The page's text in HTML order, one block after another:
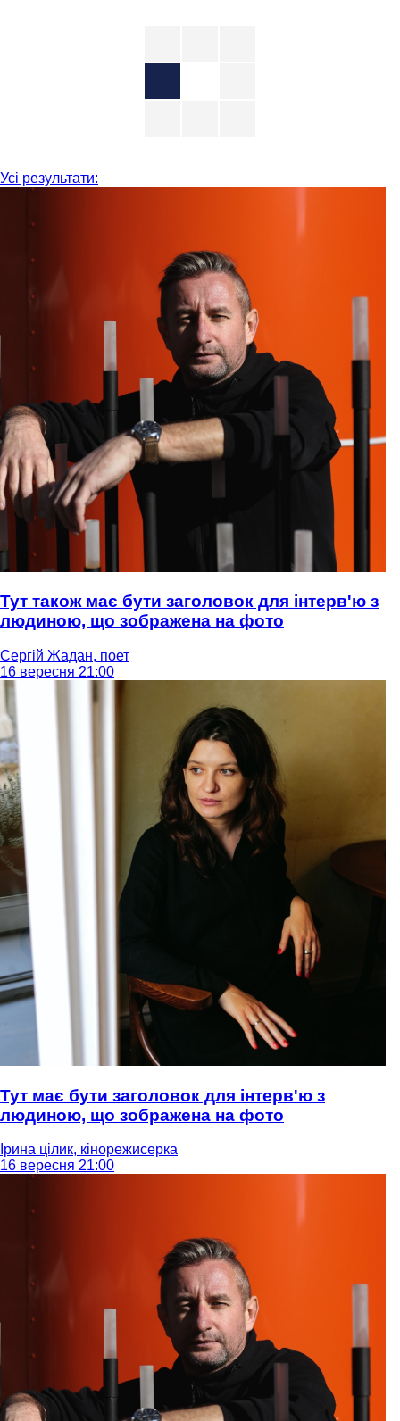
Усі результати:
Тут також має бути заголовок для інтерв'ю з
людиною, що зображена на фото
Сергій Жадан, поет
16 вересня 21:00
Тут має бути заголовок для інтерв'ю з
людиною, що зображена на фото
Ірина цілик, кінорежисерка
16 вересня 21:00